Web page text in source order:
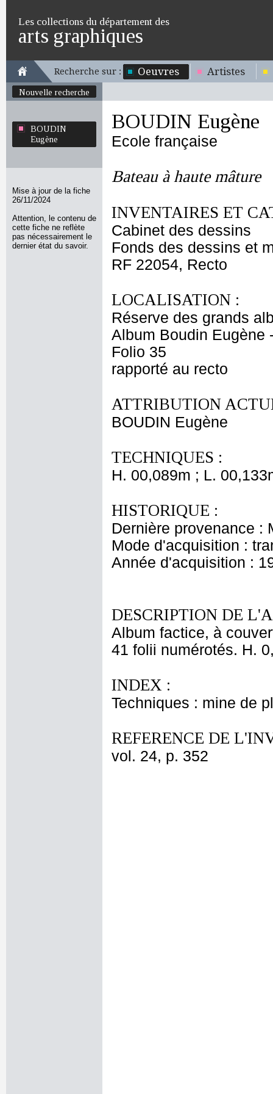
Les collections du département des
arts graphiques
Recherche sur : Oeuvres Artistes
Nouvelle recherche
BOUDIN
Eugène
Mise à jour de la fiche
26/11/2024
Attention, le contenu de
cette fiche ne reflète
pas nécessairement le
dernier état du savoir.
BOUDIN Eugène
Ecole française
Bateau à haute mâture
INVENTAIRES ET
Cabinet des dessins
Fonds des dessins et
RF 22054, Recto
LOCALISATION :
Réserve des grands
Album Boudin Eugène
Folio 35
rapporté au recto
ATTRIBUTION
BOUDIN Eugène
TECHNIQUES :
H. 00,089m ; L.
HISTORIQUE :
Dernière provenance :
Mode d'acquisition :
Année d'acquisition :
DESCRIPTION DE
Album factice, à
41 folii numérotés. H.
INDEX :
Techniques : mine de
REFERENCE DE
vol. 24, p. 352